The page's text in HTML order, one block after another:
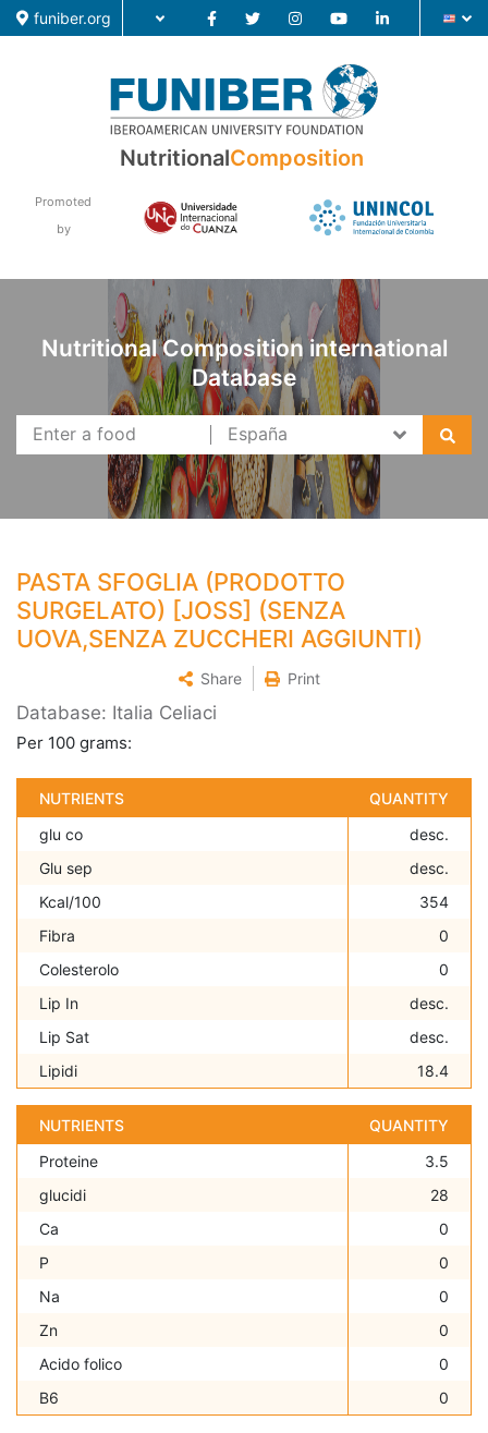
funiber.org
Food Composition
Research
NutritionalComposition
Promoted
by
Nutritional Composition international
Database
PASTA SFOGLIA (PRODOTTO
SURGELATO) [JOSS] (SENZA
UOVA,SENZA ZUCCHERI AGGIUNTI)
Share Print
Database: Italia Celiaci
Per 100 grams:
NUTRIENTS
QUANTITY
glu co
desc.
Glu sep
desc.
Kcal/100
354
Fibra
0
Colesterolo
0
Lip In
desc.
Lip Sat
desc.
Lipidi
18.4
NUTRIENTS
QUANTITY
Proteine
3.5
glucidi
28
Ca
0
P
0
Na
0
Zn
0
Acido folico
0
B6
0